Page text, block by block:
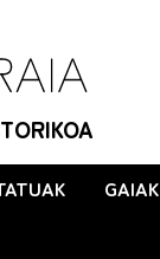
GAIAK